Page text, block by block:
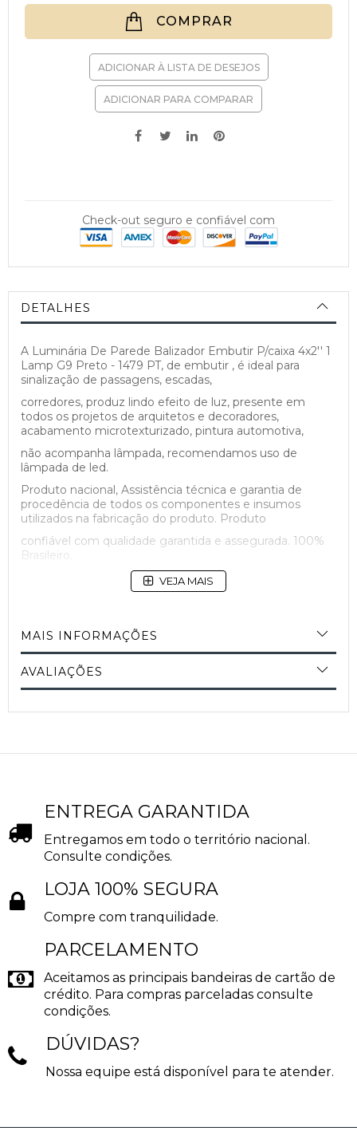
COMPRAR
ADICIONAR À LISTA DE DESEJOS
ADICIONAR PARA COMPARAR
Check-out seguro e confiável com
DETALHES
A Luminária De Parede Balizador Embutir P/caixa 4x2'' 1
Lamp G9 Preto - 1479 PT, de embutir , é ideal para
sinalização de passagens, escadas,
corredores, produz lindo efeito de luz, presente em
todos os projetos de arquitetos e decoradores,
acabamento microtexturizado, pintura automotiva,
não acompanha lâmpada, recomendamos uso de
lâmpada de led.
Produto nacional, Assistência técnica e garantia de
procedência de todos os componentes e insumos
utilizados na fabricação do produto. Produto
confiável com qualidade garantida e assegurada. 100%
Brasileiro.
VEJA MAIS
MAIS INFORMAÇÕES
AVALIAÇÕES
ENTREGA GARANTIDA
Entregamos em todo o território nacional.
Consulte condições.
LOJA 100% SEGURA
Compre com tranquilidade.
PARCELAMENTO
Aceitamos as principais bandeiras de cartão de
crédito. Para compras parceladas consulte
condições.
DÚVIDAS?
Nossa equipe está disponível para te atender.